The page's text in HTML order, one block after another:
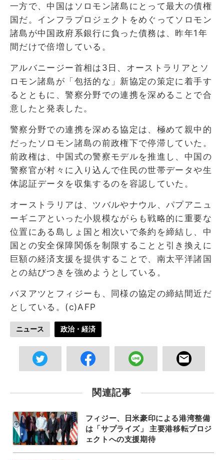
一方で、中国はソロモン諸島にとって最大の債権
国だ。インフラプロジェクトをめぐってソロモン
諸島が中国政府系銀行に負った債務は、昨年1年
間だけで倍増している。
アルバニージー首相は3日、オーストラリアとソ
ロモン諸島が「包括的な」新協定の策定に着手す
るとともに、警察分野での連携を深めることで合
意したと発表した。
警察分野での連携を深める協定は、極めて親中的
だったソロモン諸島の前政権下で停滞していた。
前政権は、中国式の警察モデルを推進し、中国の
警察官が村々に入り込んで住民の世帯データや生
体認証データを収集するのを容認していた。
オーストラリアは、ツバルやナウル、パプアニュ
ーギニアといった小規模ながらも戦略的に重要な
位置にある島しょ国と相次いで条約を締結し、中
国との安全保障関係を制限することと引き換えに
巨額の経済支援を提供することで、南太平洋諸国
との結びつきを強めようとしている。
バヌアツとフィジーも、同様の協定の締結間近だ
としている。(c)AFP
ニュース 政治・経済
関連記事
フィジー、日米豪印による港湾整備
は「サプライズ」 主要港移転プロジ
ェクトへの支援期待